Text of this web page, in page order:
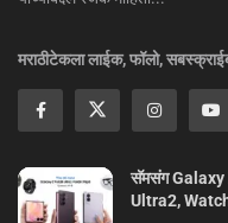
मराठीटेकला लाईक, फॉलो,
सॅमसंग Galaxy
Ultra2,